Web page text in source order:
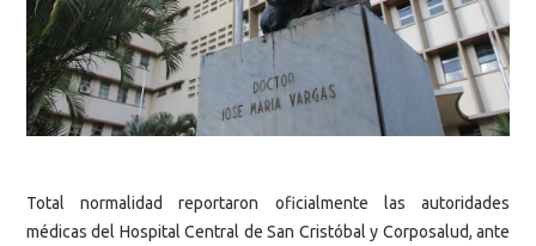
Total normalidad reportaron oficialmente las autoridades
médicas del Hospital Central de San Cristóbal y Corposalud, ante